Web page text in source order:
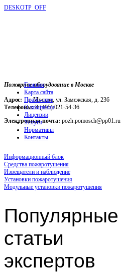
DESKOTP_OFF
Пожарное оборудование в Москве
Адрес: г. Москва, ул. Замежская, д. 236
Телефоны:8 (495) 021-54-36
Электронная почта: pozh.pomosch@pp01.ru
Главная
Карта сайта
Прайс-лист
О компании
Лицензии
Услуги
Нормативы
Контакты
Информационный блок
Средства пожаротушения
Извещатели и наблюдение
Установки пожаротушения
Модульные установки пожаротушения
Популярные
статьи
экспертов